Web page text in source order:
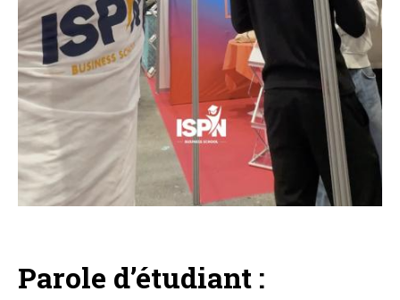
Parole d’étudiant :